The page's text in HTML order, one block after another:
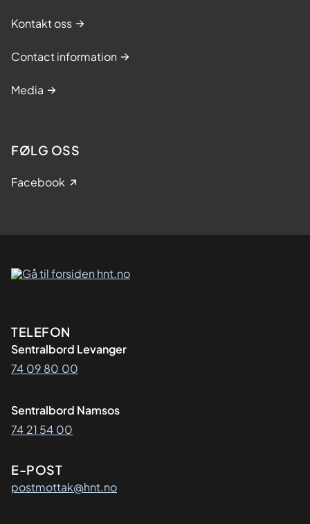
Kontakt oss
Contact information
Media
FØLG OSS
Facebook
Kontaktinformasjon
TELEFON
Sentralbord Levanger
74 09 80 00
Sentralbord Namsos
74 21 54 00
E-POST
postmottak@hnt.no